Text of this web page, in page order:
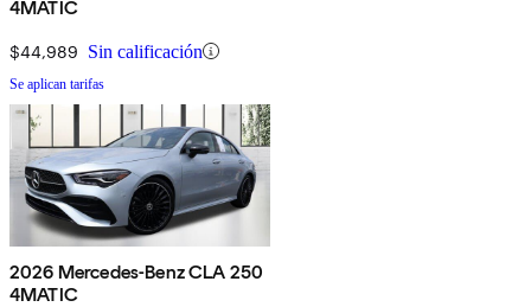
4MATIC
$44,989 Sin calificación
Se aplican tarifas
2026 Mercedes-Benz CLA 250
4MATIC